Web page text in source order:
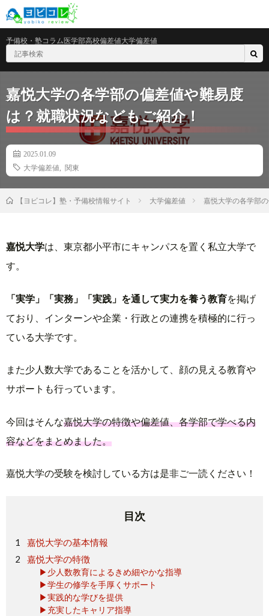
予備校・塾コラム医学部高校偏差値大学偏差値
嘉悦大学の各学部の偏差値や難易度
は？就職状況などもご紹介！
2025.01.09
大学偏差値
関東
【ヨビコレ】塾・予備校情報サイト 大学偏差値 嘉悦大学の各学部
嘉悦大学は、東京都小平市にキャンパスを置く私立大学で
す。
「実学」「実務」「実践」を通して実力を養う教育を掲げ
ており、インターンや企業・行政との連携を積極的に行っ
ている大学です。
また少人数大学であることを活かして、顔の見える教育や
サポートも行っています。
今回はそんな嘉悦大学の特徴や偏差値、各学部で学べる内
容などをまとめました。
嘉悦大学の受験を検討している方は是非ご一読ください！
目次
嘉悦大学の基本情報
嘉悦大学の特徴
▶少人数教育によるきめ細やかな指導
▶学生の修学を手厚くサポート
▶実践的な学びを提供
▶充実したキャリア指導